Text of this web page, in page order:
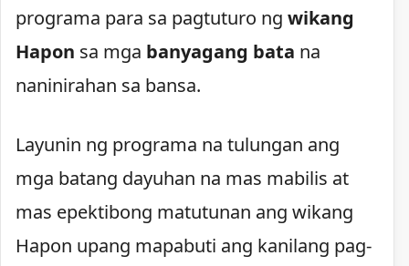
programa para sa pagtuturo ng wikang
Hapon sa mga banyagang bata na
naninirahan sa bansa.
Layunin ng programa na tulungan ang
mga batang dayuhan na mas mabilis at
mas epektibong matutunan ang wikang
Hapon upang mapabuti ang kanilang pag-